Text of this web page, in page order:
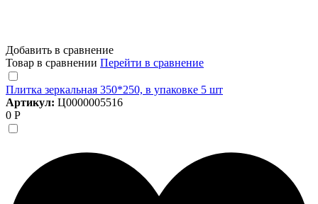
Добавить в сравнение
Товар в сравнении Перейти в сравнение
Плитка зеркальная 350*250, в упаковке 5 шт
Артикул: Ц0000005516
0 Р